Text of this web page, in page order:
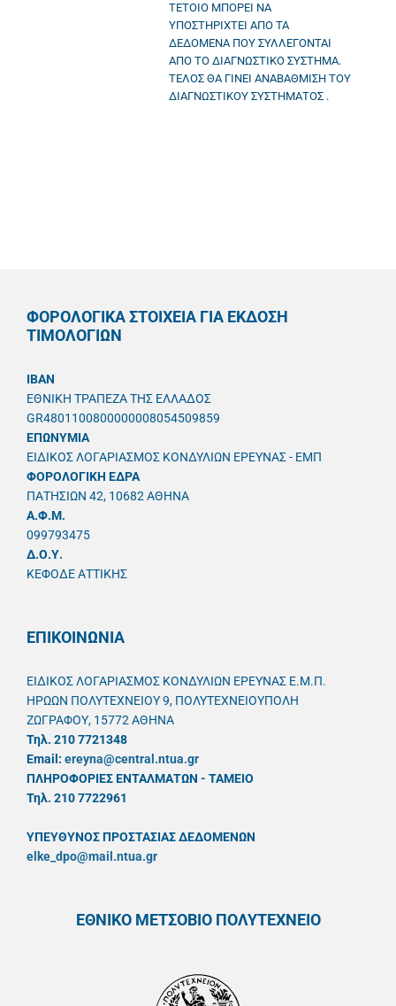
ΤΕΤΟΙΟ ΜΠΟΡΕΙ ΝΑ
ΥΠΟΣΤΗΡΙΧΤΕΙ ΑΠΟ ΤΑ
ΔΕΔΟΜΕΝΑ ΠΟΥ ΣΥΛΛΕΓΟΝΤΑΙ
ΑΠΟ ΤΟ ΔΙΑΓΝΩΣΤΙΚΟ ΣΥΣΤΗΜΑ.
ΤΕΛΟΣ ΘΑ ΓΙΝΕΙ ΑΝΑΒΑΘΜΙΣΗ ΤΟΥ
ΔΙΑΓΝΩΣΤΙΚΟΥ ΣΥΣΤΗΜΑΤΟΣ .
ΦΟΡΟΛΟΓΙΚΑ ΣΤΟΙΧΕΙΑ ΓΙΑ ΕΚΔΟΣΗ
ΤΙΜΟΛΟΓΙΩΝ
IBAN
ΕΘΝΙΚΗ ΤΡΑΠΕΖΑ ΤΗΣ ΕΛΛΑΔΟΣ
GR4801100800000008054509859
ΕΠΩΝΥΜΙΑ
ΕΙΔΙΚΟΣ ΛΟΓΑΡΙΑΣΜΟΣ ΚΟΝΔΥΛΙΩΝ ΕΡΕΥΝΑΣ - ΕΜΠ
ΦΟΡΟΛΟΓΙΚΗ ΕΔΡΑ
ΠΑΤΗΣΙΩΝ 42, 10682 ΑΘΗΝΑ
A.Φ.Μ.
099793475
Δ.Ο.Υ.
ΚΕΦΟΔΕ ΑΤΤΙΚΗΣ
ΕΠΙΚΟΙΝΩΝΙΑ
ΕΙΔΙΚΟΣ ΛΟΓΑΡΙΑΣΜΟΣ ΚΟΝΔΥΛΙΩΝ ΕΡΕΥΝΑΣ Ε.Μ.Π.
ΗΡΩΩΝ ΠΟΛΥΤΕΧΝΕΙΟΥ 9, ΠΟΛΥΤΕΧΝΕΙΟΥΠΟΛΗ
ΖΩΓΡΑΦΟΥ, 15772 ΑΘΗΝΑ
Τηλ. 210 7721348
Email: ereyna@central.ntua.gr
ΠΛΗΡΟΦΟΡΙΕΣ ΕΝΤΑΛΜΑΤΩΝ - ΤΑΜΕΙΟ
Τηλ. 210 7722961
ΥΠΕΥΘYΝΟΣ ΠΡΟΣΤΑΣΙΑΣ ΔΕΔΟΜΕΝΩΝ
elke_dpo@mail.ntua.gr
ΕΘΝΙΚΟ ΜΕΤΣΟΒΙΟ ΠΟΛΥΤΕΧΝΕΙΟ